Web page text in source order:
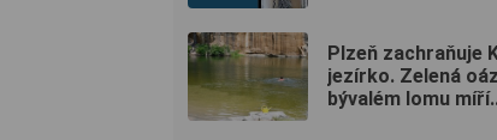
Plzeň zachraňuje
jezírko. Zelená
bývalém lomu